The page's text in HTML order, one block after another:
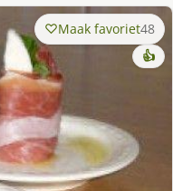
Maak favoriet48
👍